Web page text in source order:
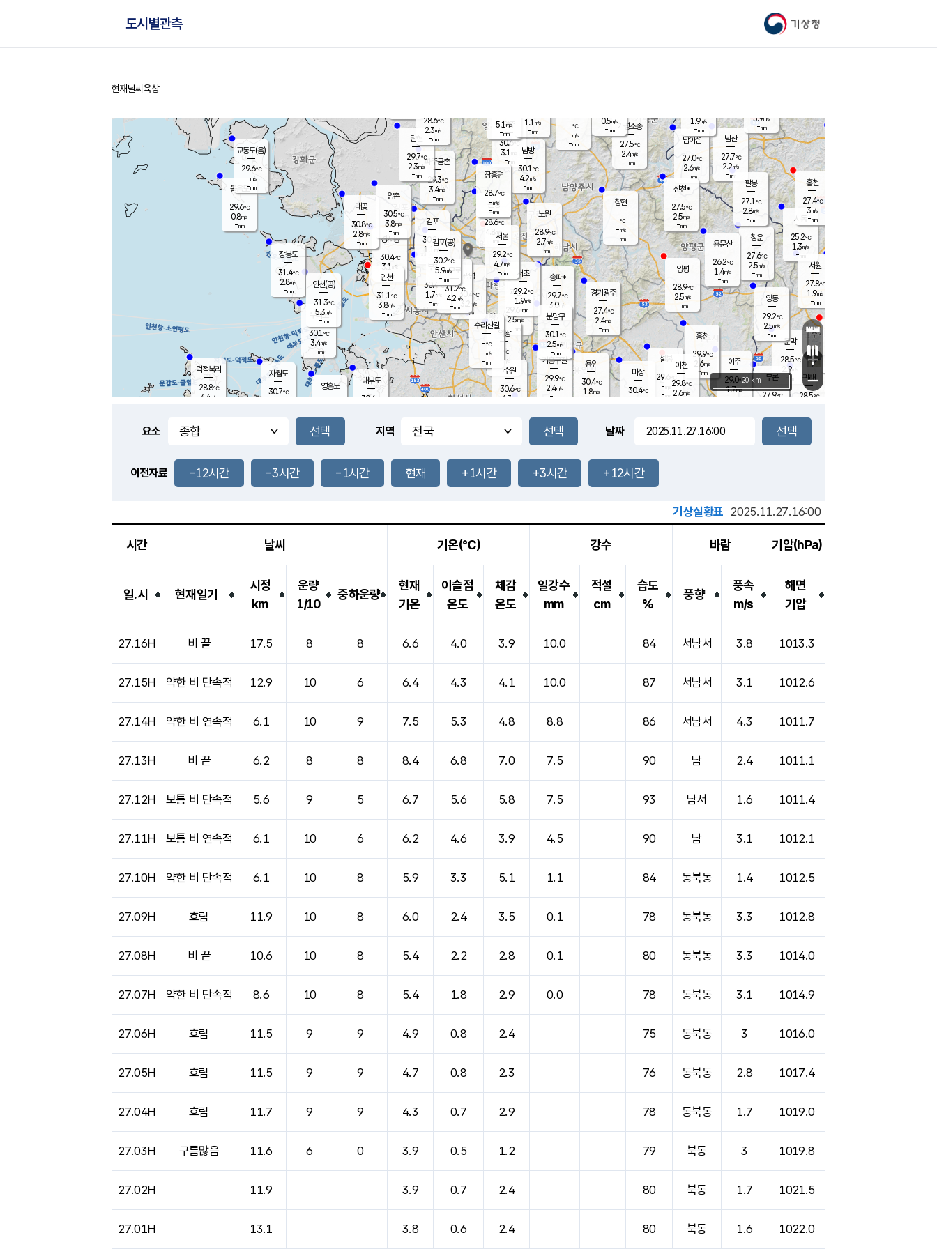
기상청
도시별관측
홈
현재날씨 육상
풍도
3.8m/s
문막
28.5℃
2.9m/s
mm
남이섬
27.0℃
2.6m/s
-mm
무의도
30.1℃
3.4m/s
-mm
영흥도
볼음도
29.6℃
0.8m/s
-mm
자월도
30.7℃
양주
30.6℃
3.1
-mm
부론
27.9℃
과천
29.6℃
2.5m/s
- mm
남산
27.7℃
2.2m/s
-mm
장봉도
31.4℃
2.8m/s
-mm
-mm
청운
27.6℃
2.5m/s
-mm
팔봉
27.1℃
2.8m/s
-mm
-mm
용인
30.4℃
1.8m/s
여주
29.0℃
1.7m/s
양동
29.2℃
2.5m/s
-mm
경기광주
27.4℃
2.4m/s
-mm
장호원
1.9m/s
-mm
30.7
℃
대부도
30.6
-
경서동
30.4℃
3.1 m/s
-mm
파주금촌
29.3℃
3.4m/s
-mm
가평조종
27.5℃
2.4m/s
-mm
-℃
-m/s
-mm
대곶
30.8℃
2.8m/s
-mm
신천*
27.5℃
2.5m/s
-mm
창현
-℃
-m/s
-mm
탄현
29.7℃
2.3m/s
-mm
0.5m/s
-mm
31.3℃
1.7m/s
-mm
흥천
29.9℃
2.6m/s
-mm
마장
30.4℃
의왕
- ℃
m/s
mm
김포
30.2℃
1.1 m/s
mm
설봉
29.6
-m/s
- mm
광명
30.4 ℃
3.2 m/s
-mm
부천
30.4℃
1.7m/s
-mm
-mm
양촌
30.5℃
3.8m/s
-mm
구로
31.2℃
4.2m/s
-mm
은평
28.6℃
4.8 m/s
- mm
노원
28.9℃
2.7m/s
-mm
송파*
29.7℃
3.0m/s
-mm
서초
29.2℃
1.9m/s
-mm
남방
30.1℃
4.2m/s
-mm
기흥구갈
29.9℃
2.4m/s
-
수리산길
-℃
-m/s
-mm
분당구
30.1℃
2.5m/s
-mm
장흥면
28.7℃
-m/s
-mm
5.1 m/s
-mm
시동
25.2℃
1.3m/s
- mm
귀래
28.5℃
서원
27.8℃
1.9m/s
-mm
용문산
26.2℃
1.4m/s
-mm
덕적북리
28.8℃
4.4 m/s
인천(공)
31.3℃
5.3m/s
-mm
김포(공)
30.2℃
5.9m/s
-mm
교동도(음)
29.6℃
-m/s
-mm
홍천
27.4℃
3m/s
-mm
이천
29.8℃
2.6m/s
양평
28.9℃
2.5m/s
-mm
수원
30.6℃
4.3 m/s
인천
31.1℃
3.8m/s
-mm
서울
29.2℃
4.7m/s
-mm
3.9m/s
-mm
28.6℃
2.3m/s
-mm
1.1 m/s
-mm
+
−
20 km
요소 지역 날짜
이전자료 -12시간 -3시간 -1시간 현재 +1시간 +3시간 +12시간
기상실황표 2025.11.27.16:00
시간 날씨 기온(℃) 강수 바람 기압(hPa)
일.시 현재일기
시정
km
운량
1/10
중하운량
현재
기온
이슬점
온도
체감
온도
일강수
mm
적설
cm
습도
%
풍향
풍속
m/s
해면
기압
27.16H 비 끝 17.5 8 8 6.6 4.0 3.9 10.0 84 서남서 3.8 1013.3
27.15H 약한 비 단속적 12.9 10 6 6.4 4.3 4.1 10.0 87 서남서 3.1 1012.6
27.14H 약한 비 연속적 6.1 10 9 7.5 5.3 4.8 8.8 86 서남서 4.3 1011.7
27.13H 비 끝 6.2 8 8 8.4 6.8 7.0 7.5 90 남 2.4 1011.1
27.12H 보통 비 단속적 5.6 9 5 6.7 5.6 5.8 7.5 93 남서 1.6 1011.4
27.11H 보통 비 연속적 6.1 10 6 6.2 4.6 3.9 4.5 90 남 3.1 1012.1
27.10H 약한 비 단속적 6.1 10 8 5.9 3.3 5.1 1.1 84 동북동 1.4 1012.5
27.09H 흐림 11.9 10 8 6.0 2.4 3.5 0.1 78 동북동 3.3 1012.8
27.08H 비 끝 10.6 10 8 5.4 2.2 2.8 0.1 80 동북동 3.3 1014.0
27.07H 약한 비 단속적 8.6 10 8 5.4 1.8 2.9 0.0 78 동북동 3.1 1014.9
27.06H 흐림 11.5 9 9 4.9 0.8 2.4 75 동북동 3 1016.0
27.05H 흐림 11.5 9 9 4.7 0.8 2.3 76 동북동 2.8 1017.4
27.04H 흐림 11.7 9 9 4.3 0.7 2.9 78 동북동 1.7 1019.0
27.03H 구름많음 11.6 6 0 3.9 0.5 1.2 79 북동 3 1019.8
27.02H 11.9 3.9 0.7 2.4 80 북동 1.7 1021.5
27.01H 13.1 3.8 0.6 2.4 80 북동 1.6 1022.0